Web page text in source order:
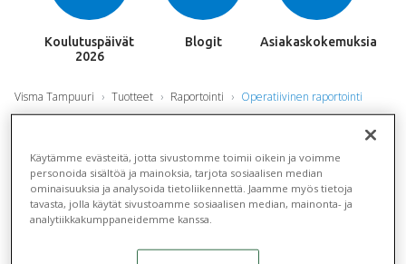
Koulutuspäivät
2026
Blogit Asiakaskokemuksia
Visma Tampuuri Tuotteet Raportointi Operatiivinen raportointi
Operatiivinen raportointi
Operatiivinen rapostointi on kiinteä osa Tampuuria,
jonka tuottamat raportit määräytyvät käytössänne
olevien osioiden mukaan.
Käytämme evästeitä, jotta sivustomme toimii oikein ja voimme
personoida sisältöä ja mainoksia, tarjota sosiaalisen median
ominaisuuksia ja analysoida tietoliikennettä. Jaamme myös tietoja
tavasta, jolla käytät sivustoamme sosiaalisen median, mainonta- ja
analytiikkakumppaneidemme kanssa.